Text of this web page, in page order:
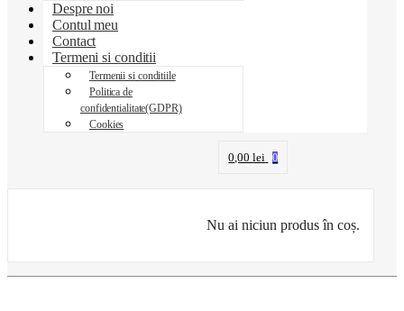
Despre noi
Contul meu
Contact
Termeni si conditii
Termenii si conditiile
Politica de
confidentialitate(GDPR)
Cookies
0,00lei 0
Nu ai niciun produs în coș.